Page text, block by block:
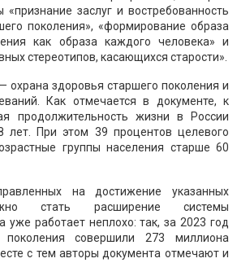
заслуг и востребованность
поколения», «формирование образа
как образа каждого человека» и
стереотипов, касающихся старости».
охрана здоровья старшего поколения и
Как отмечается в документе, к
продолжительность жизни в России
лет. При этом 39 процентов целевого
группы населения старше 60
на достижение указанных
стать расширение системы
уже работает неплохо: так, за 2023 год
поколения совершили 273 миллиона
с тем авторы документа отмечают и